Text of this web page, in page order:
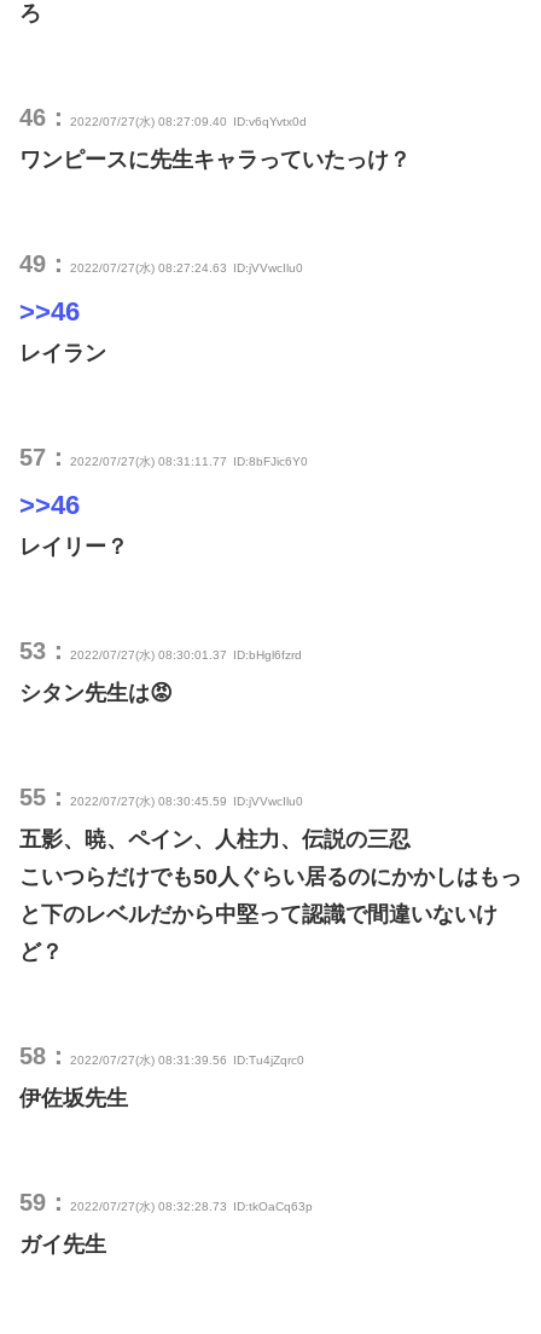
ろ
46： 2022/07/27(水) 08:27:09.40 ID:v6qYvtx0d
ワンピースに先生キャラっていたっけ？
49： 2022/07/27(水) 08:27:24.63 ID:jVVwcIlu0
>>46
レイラン
57： 2022/07/27(水) 08:31:11.77 ID:8bFJic6Y0
>>46
レイリー？
53： 2022/07/27(水) 08:30:01.37 ID:bHgl6fzrd
シタン先生は😡
55： 2022/07/27(水) 08:30:45.59 ID:jVVwcIlu0
五影、暁、ペイン、人柱力、伝説の三忍
こいつらだけでも50人ぐらい居るのにかかしはもっ
と下のレベルだから中堅って認識で間違いないけ
ど？
58： 2022/07/27(水) 08:31:39.56 ID:Tu4jZqrc0
伊佐坂先生
59： 2022/07/27(水) 08:32:28.73 ID:tkOaCq63p
ガイ先生